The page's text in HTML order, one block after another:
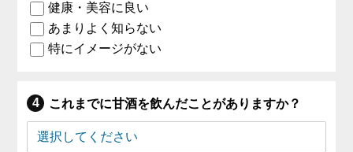
健康・美容に良い
あまりよく知らない
特にイメージがない
これまでに甘酒を飲んだことがありますか？